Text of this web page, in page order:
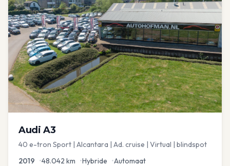
Audi A3
40 e-tron Sport | Alcantara | Ad. cruise | Virtual | blindspot
2019 •48.042 km •Hybride •Automaat